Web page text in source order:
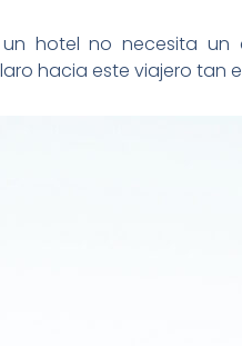
hotel no necesita
hacia este viajero tan